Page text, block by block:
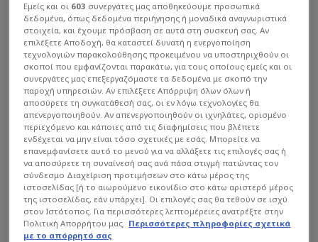
Εμείς και οι 603 συνεργάτες μας αποθηκεύουμε προσωπικά
δεδομένα, όπως δεδομένα περιήγησης ή μοναδικά αναγνωριστικά
στοιχεία, και έχουμε πρόσβαση σε αυτά στη συσκευή σας. Αν
επιλέξετε Αποδοχή, θα καταστεί δυνατή η ενεργοποίηση
τεχνολογιών παρακολούθησης προκειμένου να υποστηριχθούν οι
σκοποί που εμφανίζονται παρακάτω, για τους οποίους εμείς και οι
συνεργάτες μας επεξεργαζόμαστε τα δεδομένα με σκοπό την
παροχή υπηρεσιών. Αν επιλέξετε Απόρριψη όλων όλων ή
αποσύρετε τη συγκατάθεσή σας, οι εν λόγω τεχνολογίες θα
απενεργοποιηθούν. Αν απενεργοποιηθούν οι ιχνηλάτες, ορισμένο
περιεχόμενο και κάποιες από τις διαφημίσεις που βλέπετε
ενδέχεται να μην είναι τόσο σχετικές με εσάς. Μπορείτε να
επανεμφανίσετε αυτό το μενού για να αλλάξετε τις επιλογές σας ή
να αποσύρετε τη συναίνεσή σας ανά πάσα στιγμή πατώντας τον
σύνδεσμο Διαχείριση προτιμήσεων στο κάτω μέρος της
ιστοσελίδας [ή το αιωρούμενο εικονίδιο στο κάτω αριστερό μέρος
της ιστοσελίδας, εάν υπάρχει]. Οι επιλογές σας θα τεθούν σε ισχύ
στον Ιστότοπος. Για περισσότερες λεπτομέρειες ανατρέξτε στην
Πολιτική Απορρήτου μας. Περισσότερες πληροφορίες σχετικά
με το απόρρητό σας